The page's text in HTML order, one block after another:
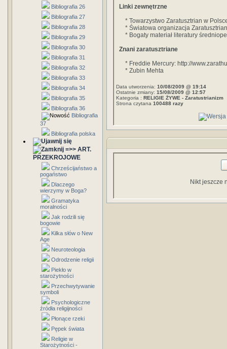
Bibliografia 26
Bibliografia 27
Bibliografia 28
Bibliografia 29
Bibliografia 30
Bibliografia 31
Bibliografia 32
Bibliografia 33
Bibliografia 34
Bibliografia 35
Bibliografia 36
Bibliografia
37
Bibliografia polska
=>> ART.
PRZEKROJOWE
Chrześcijaństwo a
pogaństwo
Dlaczego
wierzymy w Boga?
Gramatyka
moralności
Jak rodzili się
bogowie
Kilka słów o New
Age
Neuroteologia
Odrodzenie religii
Piekło w
starożytności
Przechwytywanie
symboli
Psychologiczne
źródła religijności
Płonące rzeki
Pępek świata
Religie w
Starożytności -
Linki zewnętrzne
* Towarzystwo Zaratusztrian w
* Światowa organizacja
* Bogaty materiał literatury
Znani zaratusztriane
* Freddie Mercury: http://
* Zubin Mehta
Data utworzenia: 10/08/2009 @ 19:14
Ostatnie zmiany: 15/08/2009 @ 12:57
Kategoria : RELIGIE ŻYWE - Zaratustrianizm
Strona czytana 100488 razy
Nikt jeszcze